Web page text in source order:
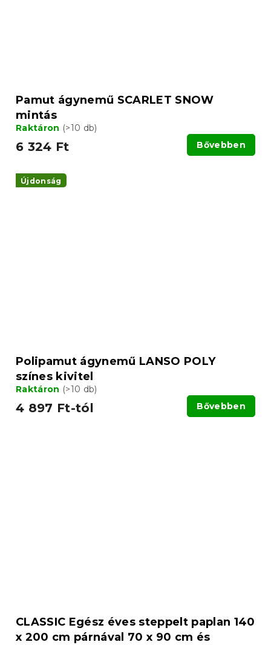
Pamut ágynemű SCARLET SNOW
mintás
Raktáron (>10 db)
6 324 Ft Bővebben
Újdonság
Polipamut ágynemű LANSO POLY
színes kivitel
Raktáron (>10 db)
4 897 Ft-tól Bővebben
CLASSIC Egész éves steppelt paplan 140
x 200 cm párnával 70 x 90 cm és